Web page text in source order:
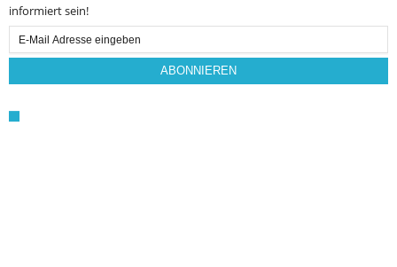
informiert sein!
Email
Subscription
ABONNIEREN